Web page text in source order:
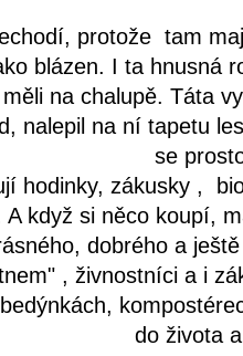
protože tam
blázen. I ta hnusná
na chalupě. Táta
nalepil na ní tapetu
se
hodinky, zákusky ,
A když si něco koupí,
dobrého a
, živnostníci a i
do života